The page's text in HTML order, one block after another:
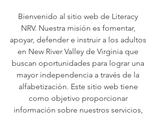
Bienvenido al sitio web de Literacy
NRV. Nuestra misión es fomentar,
apoyar, defender e instruir a los adultos
en New River Valley de Virginia que
buscan oportunidades para lograr una
mayor independencia a través de la
alfabetización. Este sitio web tiene
como objetivo proporcionar
información sobre nuestros servicios,